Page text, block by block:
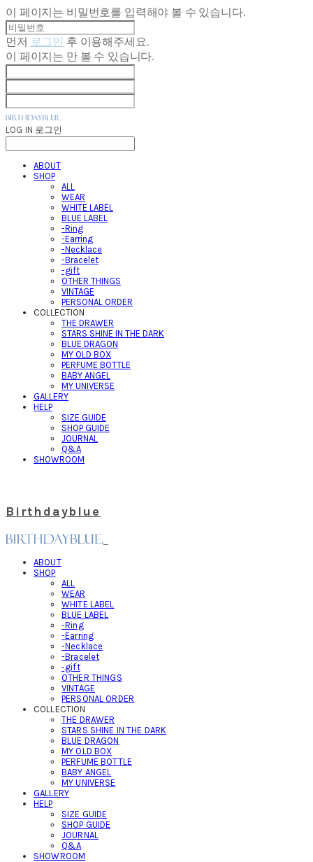
이 페이지는 비밀번호를 입력해야 볼 수 있습니다.
먼저 로그인 후 이용해주세요.
이 페이지는 만 볼 수 있습니다.
LOG IN 로그인
ABOUT
SHOP
ALL
WEAR
WHITE LABEL
BLUE LABEL
-Ring
-Earring
-Necklace
-Bracelet
-gift
OTHER THINGS
VINTAGE
PERSONAL ORDER
COLLECTION
THE DRAWER
STARS SHINE IN THE DARK
BLUE DRAGON
MY OLD BOX
PERFUME BOTTLE
BABY ANGEL
MY UNIVERSE
GALLERY
HELP
SIZE GUIDE
SHOP GUIDE
JOURNAL
Q&A
SHOWROOM
Birthdayblue
ABOUT
SHOP
ALL
WEAR
WHITE LABEL
BLUE LABEL
-Ring
-Earring
-Necklace
-Bracelet
-gift
OTHER THINGS
VINTAGE
PERSONAL ORDER
COLLECTION
THE DRAWER
STARS SHINE IN THE DARK
BLUE DRAGON
MY OLD BOX
PERFUME BOTTLE
BABY ANGEL
MY UNIVERSE
GALLERY
HELP
SIZE GUIDE
SHOP GUIDE
JOURNAL
Q&A
SHOWROOM